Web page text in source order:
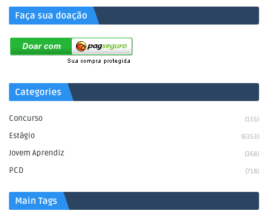
Faça sua doação
Categories
Concurso (155)
Estágio (6353)
Jovem Aprendiz (368)
PCD (718)
Main Tags